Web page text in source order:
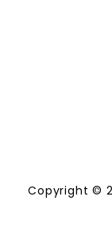
Copyright ©